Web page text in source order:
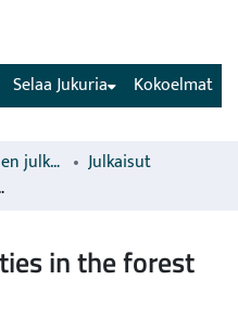
(current) Kokoelmat
Selaa Jukuria
Luonnonvarakeskuksen julkaisut
Julkaisut
in Russia
in the forest